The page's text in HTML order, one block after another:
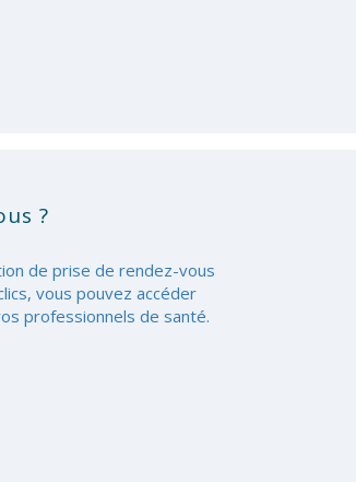
?
de prise de rendez-vous
vous pouvez accéder
professionnels de santé.